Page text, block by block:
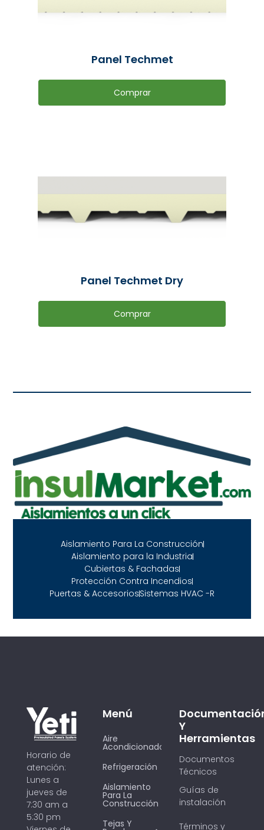
Panel Techmet
Comprar
Panel Techmet Dry
Comprar
Aislamiento Para La Construcción
Aislamiento para la Industria
Cubiertas & Fachadas
Protección Contra Incendios
Puertas & AccesoriosSistemas HVAC -R
Horario de
atención:
Lunes a
jueves de
7:30 am a
5:30 pm
Menú
Aire
Acondicionado
Refrigeración
Aislamiento
Para La
Construcción
Tejas Y
Y
Herramientas
Documentos
Técnicos
Guías de
instalación
Términos y